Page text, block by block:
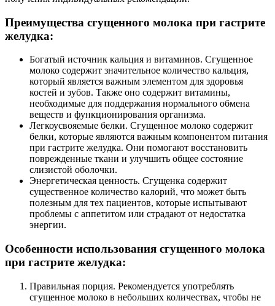
Преимущества сгущенного молока при гастрите
желудка:
Богатый источник кальция и витаминов. Сгущенное
молоко содержит значительное количество кальция,
который является важным элементом для здоровья
костей и зубов. Также оно содержит витамины,
необходимые для поддержания нормального обмена
веществ и функционирования организма.
Легкоусвояемые белки. Сгущенное молоко содержит
белки, которые являются важным компонентом питания
при гастрите желудка. Они помогают восстановить
поврежденные ткани и улучшить общее состояние
слизистой оболочки.
Энергетическая ценность. Сгущенка содержит
существенное количество калорий, что может быть
полезным для тех пациентов, которые испытывают
проблемы с аппетитом или страдают от недостатка
энергии.
Особенности использования сгущенного молока
при гастрите желудка:
Правильная порция. Рекомендуется употреблять
сгущенное молоко в небольших количествах, чтобы не